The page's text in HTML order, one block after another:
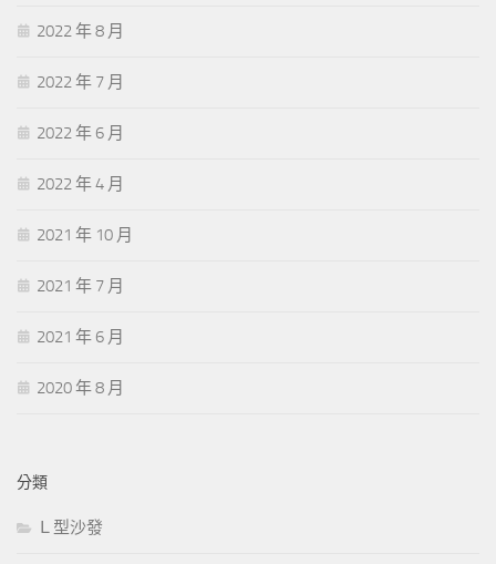
2022 年 8 月
2022 年 7 月
2022 年 6 月
2022 年 4 月
2021 年 10 月
2021 年 7 月
2021 年 6 月
2020 年 8 月
分類
Ｌ型沙發